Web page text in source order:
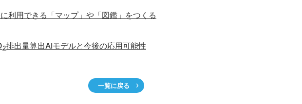
利用できる「マップ」や「図鑑」をつくる
2排出量算出AIモデルと今後の応用可能性
一覧に戻る